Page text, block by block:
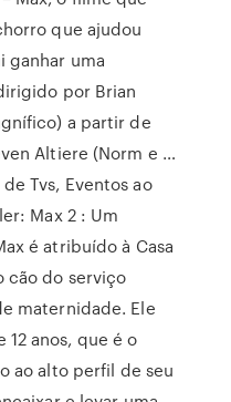
que ajudou
ganhar uma
por Brian
a partir de
Altiere (Norm e …
Tvs, Eventos ao
Max 2 : Um
é atribuído à Casa
cão do serviço
maternidade. Ele
anos, que é o
ao alto perfil de seu